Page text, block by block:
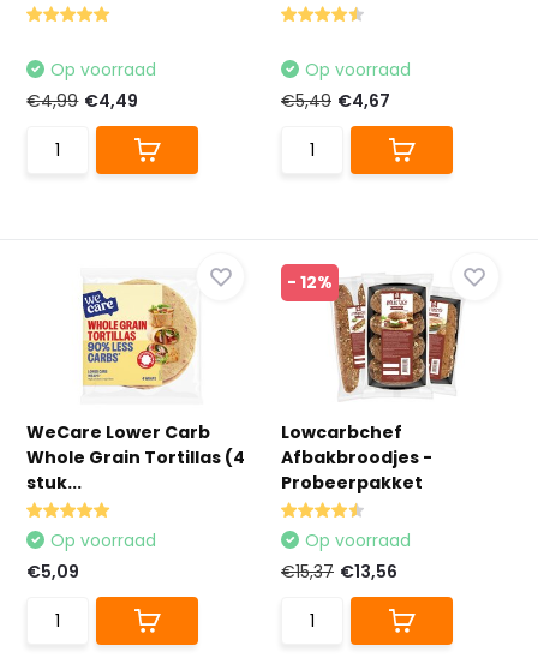
Op voorraad
€4,99 €4,49
Op voorraad
€5,49 €4,67
WeCare Lower Carb
Whole Grain Tortillas (4
stuk...
Op voorraad
€5,09
- 12%
Lowcarbchef
Afbakbroodjes -
Probeerpakket
Op voorraad
€15,37 €13,56